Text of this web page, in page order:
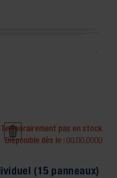
Temporairement pas en stock
Disponible dès le :00.00.0000
(15 panneaux)